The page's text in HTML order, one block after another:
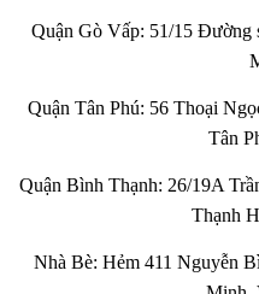
Quận Gò Vấp: 51/15 Đường
Quận Tân Phú: 56 Thoại
Tân
Quận Bình Thạnh: 26/19A
Thạnh
Nhà Bè: Hẻm 411 Nguyễn